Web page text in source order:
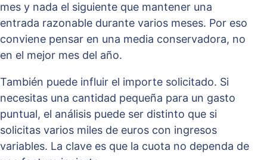
mes y nada el siguiente que mantener una
entrada razonable durante varios meses. Por eso
conviene pensar en una media conservadora, no
en el mejor mes del año.
También puede influir el importe solicitado. Si
necesitas una cantidad pequeña para un gasto
puntual, el análisis puede ser distinto que si
solicitas varios miles de euros con ingresos
variables. La clave es que la cuota no dependa de